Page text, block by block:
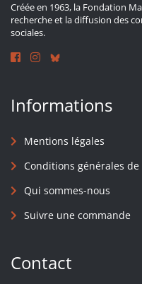
Créée en 1963, la Fondation
recherche et la diffusion des
sociales.
Informations
Mentions légales
Conditions générales de
Qui sommes-nous
Suivre une commande
Contact